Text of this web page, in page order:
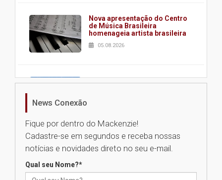
Nova apresentação do Centro
de Música Brasileira
homenageia artista brasileira
05.08.2026
Universidade Mackenzie
Seminário discute desafios
das novas tecnologias em
News Conexão
Fique por dentro do Mackenzie!
Cadastre-se em segundos e receba nossas
notícias e novidades direto no seu e-mail.
Qual seu Nome?*